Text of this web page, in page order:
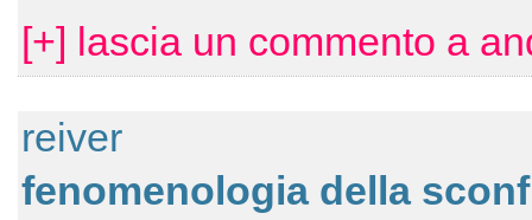
[+] lascia un commento a
reiver
fenomenologia della